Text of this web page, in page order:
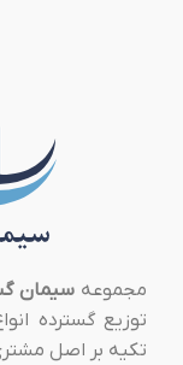
مجموعهسیمان
توزیع گسترده
تکیه بر اصل